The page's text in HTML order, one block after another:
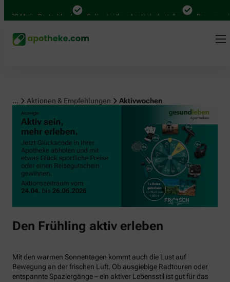
Mal in Deutschland Online bei Ihrer Apotheke bestellen Bequem
... Aktionen & Empfehlungen Aktivwochen
Den Frühling aktiv erleben
Mit den warmen Sonnentagen kommt auch die Lust auf
Bewegung an der frischen Luft. Ob ausgiebige Radtouren oder
entspannte Spaziergänge – ein aktiver Lebensstil ist gut für das